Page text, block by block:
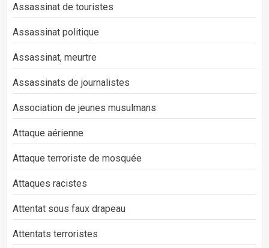
Assassinat de touristes
Assassinat politique
Assassinat, meurtre
Assassinats de journalistes
Association de jeunes musulmans
Attaque aérienne
Attaque terroriste de mosquée
Attaques racistes
Attentat sous faux drapeau
Attentats terroristes